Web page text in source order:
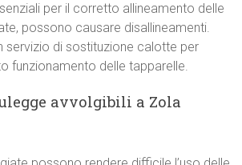
per il corretto allineamento delle
possono causare disallineamenti.
servizio di sostituzione calotte per
funzionamento delle tapparelle.
avvolgibili a Zola